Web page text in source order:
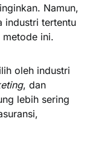
Namun,
industri tertentu
ini.
oleh industri
, dan
lebih sering